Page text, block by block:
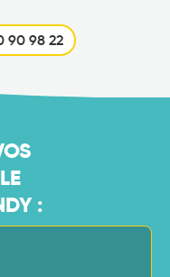
90 98 22
: